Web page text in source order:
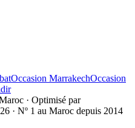
Occasion MarrakechOccasion
· Optimisé par
· Nº 1 au Maroc depuis 2014